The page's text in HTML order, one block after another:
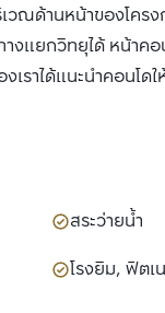
ณด้านหน้าของโคร
แยกวิทยุได้ หน้าค
ราได้แนะนำคอนโด
สระว่ายน้ำ
โรงยิม, ฟิตเ